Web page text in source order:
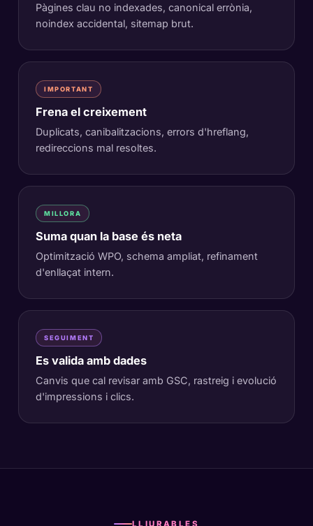
Pàgines clau no indexades, canonical errònia,
noindex accidental, sitemap brut.
IMPORTANT
Frena el creixement
Duplicats, canibalitzacions, errors d'hreflang,
redireccions mal resoltes.
MILLORA
Suma quan la base és neta
Optimització WPO, schema ampliat, refinament
d'enllaçat intern.
SEGUIMENT
Es valida amb dades
Canvis que cal revisar amb GSC, rastreig i evolució
d'impressions i clics.
LLIURABLES